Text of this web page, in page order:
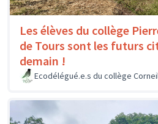
Les élèves du collège
de Tours sont les futurs
demain !
Ecodélégué.e.s du collège